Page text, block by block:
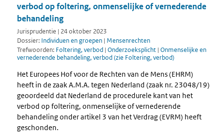
verbod op foltering, onmenselijke of vernederende
behandeling
Jurisprudentie | 24 oktober 2023
Dossier: Individuen en groepen | Mensenrechten
Trefwoorden: Foltering, verbod | Onderzoeksplicht | Onmenselijke en
vernederende behandeling, verbod (zie Foltering, verbod)
Het Europees Hof voor de Rechten van de Mens (EHRM)
heeft in de zaak A.M.A. tegen Nederland (zaak nr. 23048/19)
geoordeeld dat Nederland de procedurele kant van het
verbod op foltering, onmenselijke of vernederende
behandeling onder artikel 3 van het Verdrag (EVRM) heeft
geschonden.